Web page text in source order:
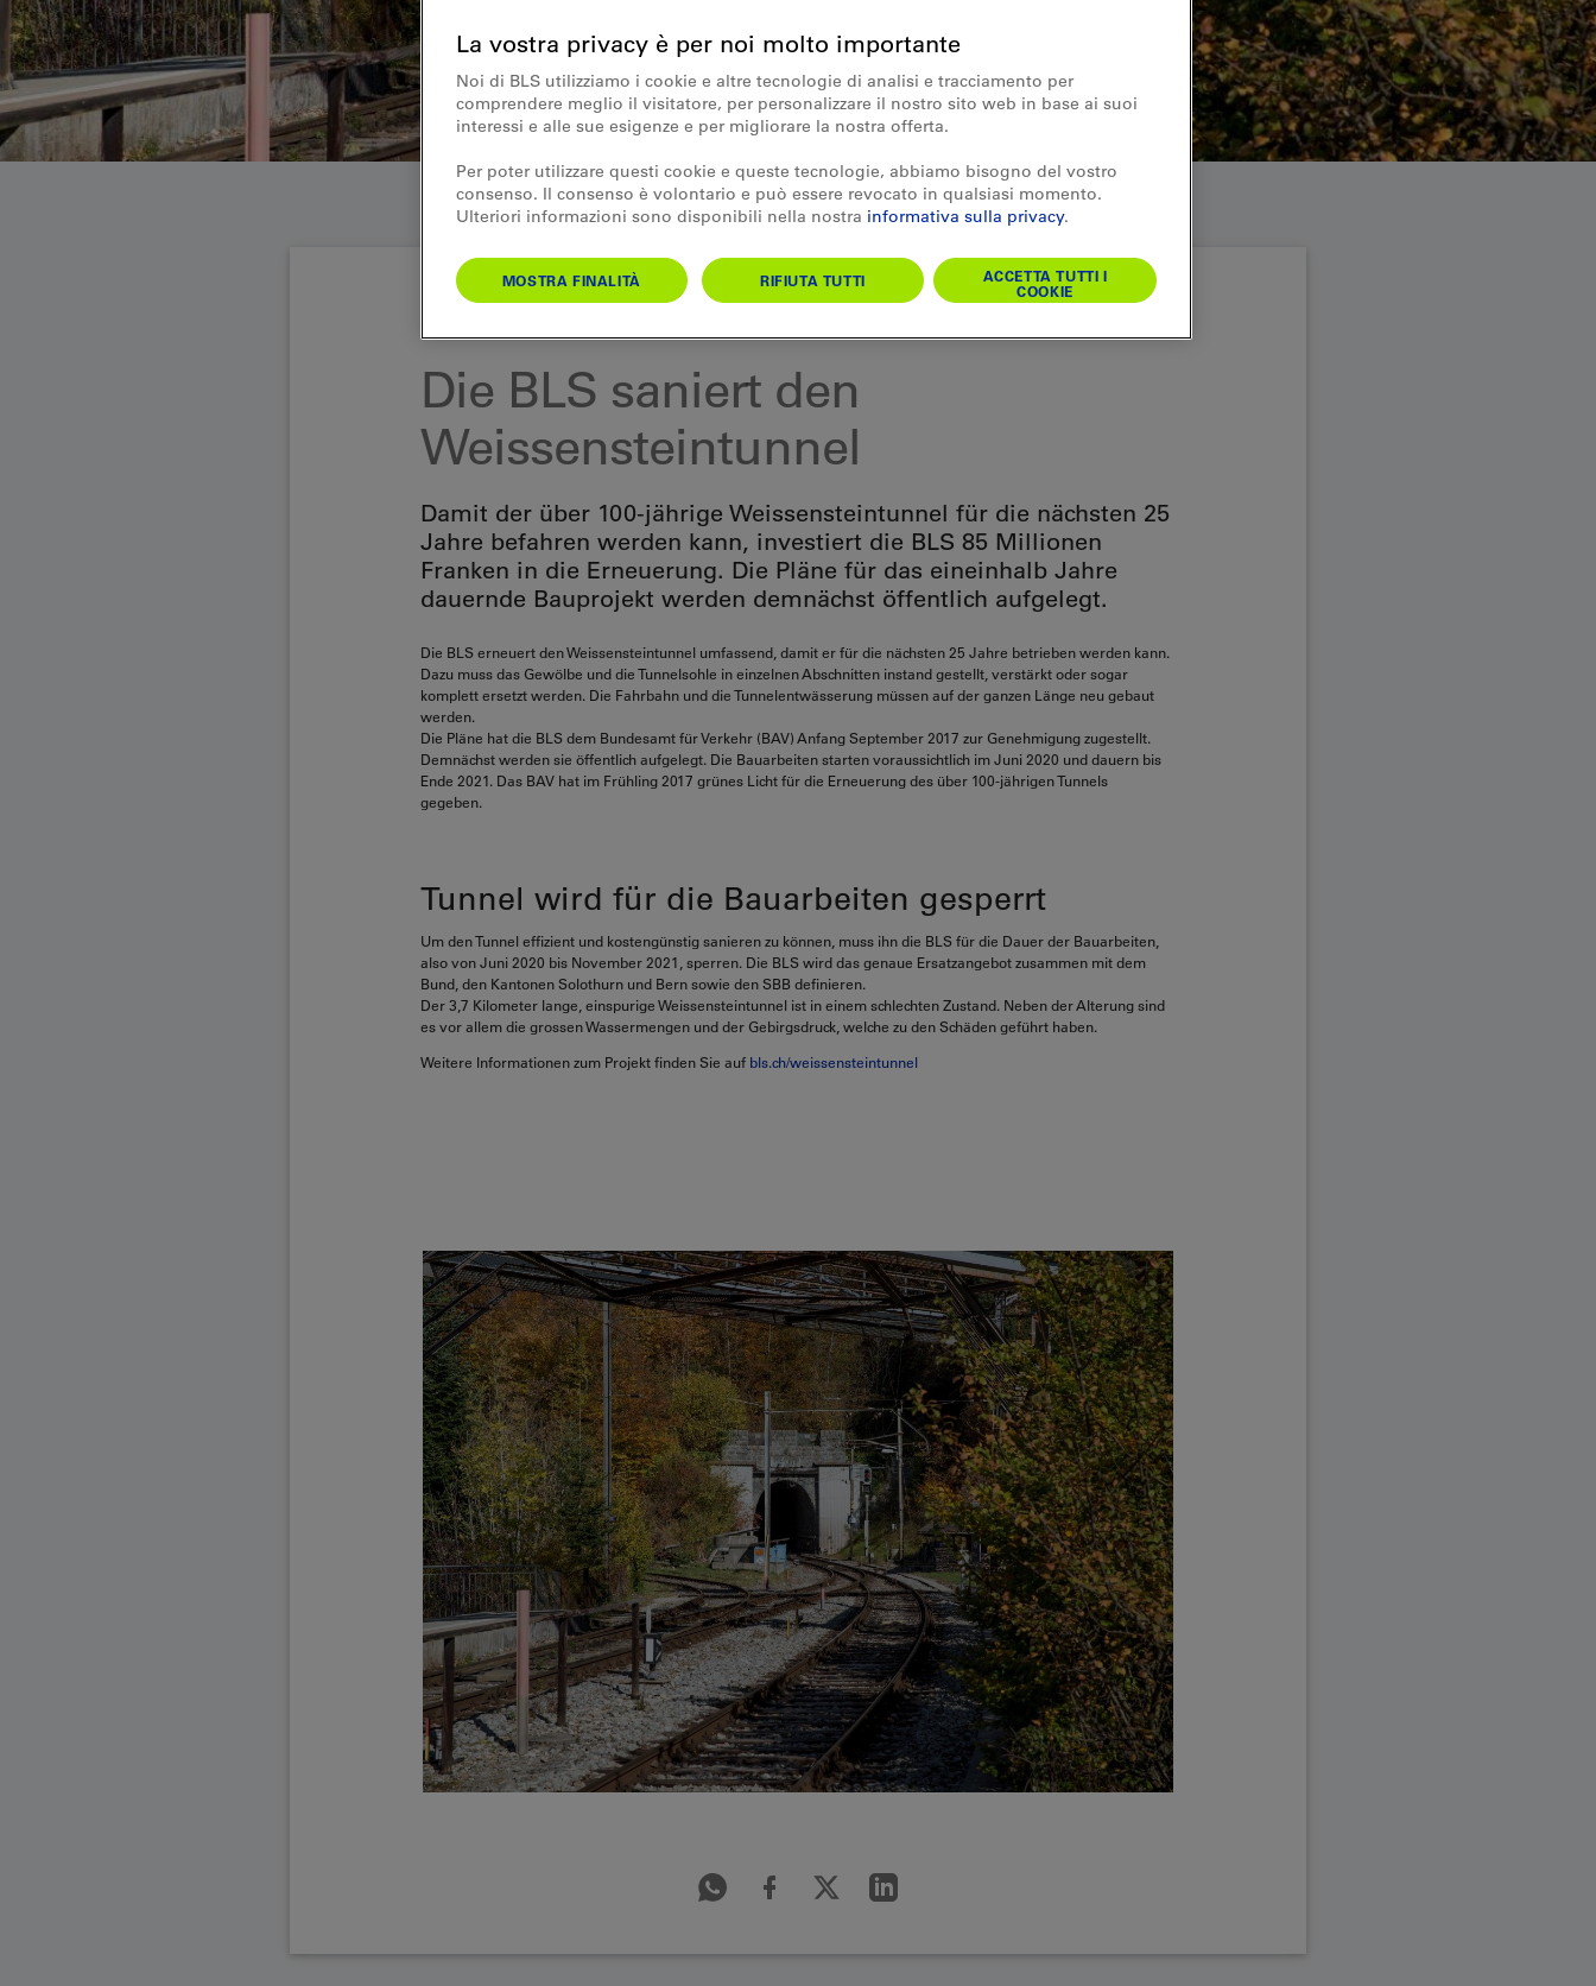
Die BLS saniert den
Weissensteintunnel
Damit der über 100-jährige Weissensteintunnel für die nächsten 25
Jahre befahren werden kann, investiert die BLS 85 Millionen
Franken in die Erneuerung. Die Pläne für das eineinhalb Jahre
dauernde Bauprojekt werden demnächst öffentlich aufgelegt.
Die BLS erneuert den Weissensteintunnel umfassend, damit er für die nächsten 25 Jahre betrieben werden kann.
Dazu muss das Gewölbe und die Tunnelsohle in einzelnen Abschnitten instand gestellt, verstärkt oder sogar
komplett ersetzt werden. Die Fahrbahn und die Tunnelentwässerung müssen auf der ganzen Länge neu gebaut
werden.
Die Pläne hat die BLS dem Bundesamt für Verkehr (BAV) Anfang September 2017 zur Genehmigung zugestellt.
Demnächst werden sie öffentlich aufgelegt. Die Bauarbeiten starten voraussichtlich im Juni 2020 und dauern bis
Ende 2021. Das BAV hat im Frühling 2017 grünes Licht für die Erneuerung des über 100-jährigen Tunnels
gegeben.
Tunnel wird für die Bauarbeiten gesperrt
Um den Tunnel effizient und kostengünstig sanieren zu können, muss ihn die BLS für die Dauer der Bauarbeiten,
also von Juni 2020 bis November 2021, sperren. Die BLS wird das genaue Ersatzangebot zusammen mit dem
Bund, den Kantonen Solothurn und Bern sowie den SBB definieren.
Der 3,7 Kilometer lange, einspurige Weissensteintunnel ist in einem schlechten Zustand. Neben der Alterung sind
es vor allem die grossen Wassermengen und der Gebirgsdruck, welche zu den Schäden geführt haben.
Weitere Informationen zum Projekt finden Sie auf bls.ch/weissensteintunnel
La vostra privacy è per noi molto importante
Noi di BLS utilizziamo i cookie e altre tecnologie di analisi e tracciamento per
comprendere meglio il visitatore, per personalizzare il nostro sito web in base ai suoi
interessi e alle sue esigenze e per migliorare la nostra offerta.
Per poter utilizzare questi cookie e queste tecnologie, abbiamo bisogno del vostro
consenso. Il consenso è volontario e può essere revocato in qualsiasi momento.
Ulteriori informazioni sono disponibili nella nostra informativa sulla privacy.
MOSTRA FINALITÀ RIFIUTA TUTTI
ACCETTA TUTTI I
COOKIE